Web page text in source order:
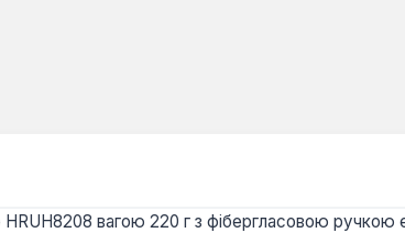
вагою 220 г з фібергласовою ручкою